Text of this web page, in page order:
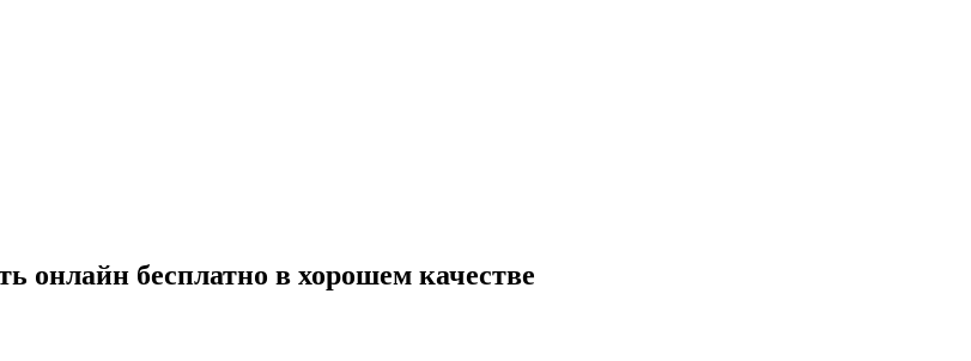
онлайн бесплатно в хорошем качестве